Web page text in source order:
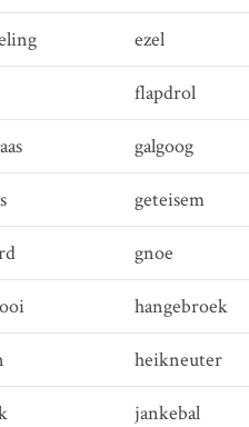
ezel
flapdrol
galgoog
geteisem
gnoe
hangebroek
heikneuter
jankebal